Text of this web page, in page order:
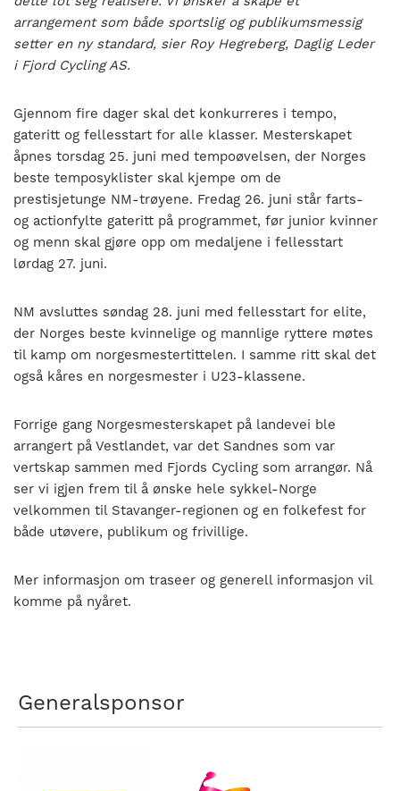
arrangement som både sportslig og publikums­messig
setter en ny standard, sier Roy Hegreberg, Daglig Leder
i Fjord Cycling AS.
Gjennom fire dager skal det konkurreres i tempo,
gateritt og fellesstart for alle klasser. Mesterskapet
åpnes torsdag 25. juni med tempoøvelsen, der Norges
beste temposyklister skal kjempe om de
prestisjetunge NM-trøyene. Fredag 26. juni står farts-
og actionfylte gateritt på programmet, før junior kvinner
og menn skal gjøre opp om medaljene i fellesstart
lørdag 27. juni.
NM avsluttes søndag 28. juni med fellesstart for elite,
der Norges beste kvinnelige og mannlige ryttere møtes
til kamp om norgesmestertittelen. I samme ritt skal det
også kåres en norgesmester i U23-klassene.
Forrige gang Norgesmesterskapet på landevei ble
arrangert på Vestlandet, var det Sandnes som var
vertskap sammen med Fjords Cycling som arrangør. Nå
ser vi igjen frem til å ønske hele sykkel-Norge
velkommen til Stavanger-regionen og en folkefest for
både utøvere, publikum og frivillige.
Mer informasjon om traseer og generell informasjon vil
komme på nyåret.
Generalsponsor